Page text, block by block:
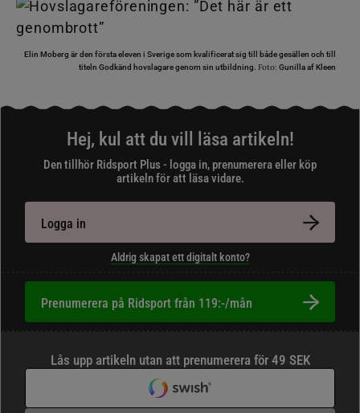
Elin Moberg är den första eleven i Sverige som kvalificerat sig till både gesällen och till
titeln Godkänd hovslagare genom sin utbildning. Foto: Gunilla af Kleen
Hej, kul att du vill läsa artikeln!
Den tillhör Ridsport Plus - logga in, prenumerera eller köp
artikeln för att läsa vidare.
Logga in
Aldrig skapat ett digitalt konto?
Prenumerera på Ridsport från 119:-/mån